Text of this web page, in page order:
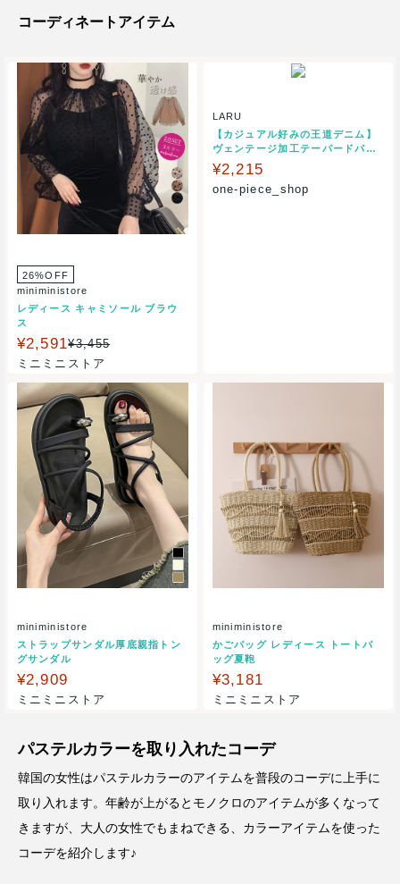
コーディネートアイテム
26%OFF
miniministore
レディース キャミソール ブラウ
ス
¥2,591¥3,455
ミニミニストア
LARU
【カジュアル好みの王道デニム】
ヴェンテージ加工テーパードパン
ツ ジーンズ/ジーパン/ボトムス
¥2,215
one-piece_shop
miniministore
ストラップサンダル厚底親指トン
グサンダル
¥2,909
ミニミニストア
miniministore
かごバッグ レディース トートバ
ッグ夏鞄
¥3,181
ミニミニストア
パステルカラーを取り入れたコーデ
韓国の女性はパステルカラーのアイテムを普段のコーデに上手に
取り入れます。年齢が上がるとモノクロのアイテムが多くなって
きますが、大人の女性でもまねできる、カラーアイテムを使った
コーデを紹介します♪